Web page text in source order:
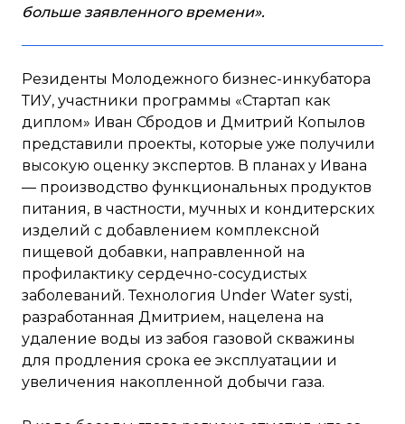
больше заявленного времени».
Резиденты Молодежного бизнес-инкубатора
ТИУ, участники программы «Стартап как
диплом» Иван Сбродов и Дмитрий Копылов
представили проекты, которые уже получили
высокую оценку экспертов. В планах у Ивана
— производство функциональных продуктов
питания, в частности, мучных и кондитерских
изделий с добавлением комплексной
пищевой добавки, направленной на
профилактику сердечно-сосудистых
заболеваний. Технология Under Water systi,
разработанная Дмитрием, нацелена на
удаление воды из забоя газовой скважины
для продления срока ее эксплуатации и
увеличения накопленной добычи газа.